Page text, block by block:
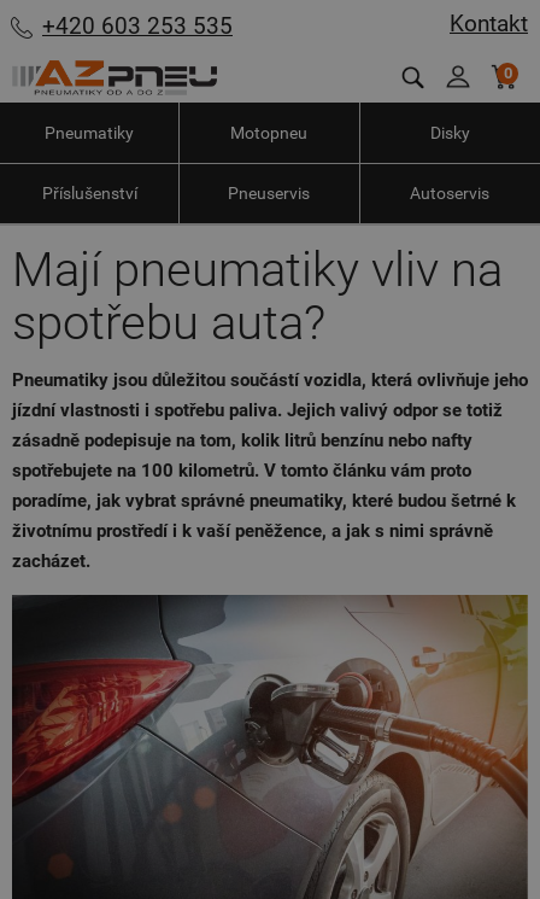
Kontakt
+420 603 253 535
0
Pneumatiky Motopneu Disky
Příslušenství Pneuservis Autoservis
Mají pneumatiky vliv na
spotřebu auta?
Pneumatiky jsou důležitou součástí vozidla, která ovlivňuje jeho
jízdní vlastnosti i spotřebu paliva. Jejich valivý odpor se totiž
zásadně podepisuje na tom, kolik litrů benzínu nebo nafty
spotřebujete na 100 kilometrů. V tomto článku vám proto
poradíme, jak vybrat správné pneumatiky, které budou šetrné k
životnímu prostředí i k vaší peněžence, a jak s nimi správně
zacházet.